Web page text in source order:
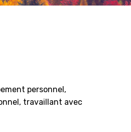
personnel,
travaillant avec